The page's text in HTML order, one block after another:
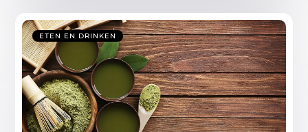
ETEN EN DRINKEN